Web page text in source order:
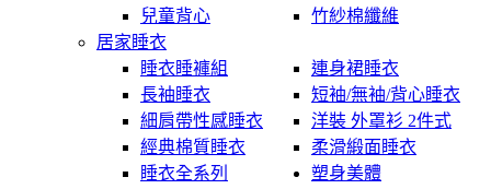
兒童背心
竹紗棉纖維
居家睡衣
睡衣睡褲組
連身裙睡衣
長袖睡衣
短袖/無袖/背心睡衣
細肩帶性感睡衣
洋裝 外罩衫 2件式
經典棉質睡衣
柔滑緞面睡衣
睡衣全系列
塑身美體